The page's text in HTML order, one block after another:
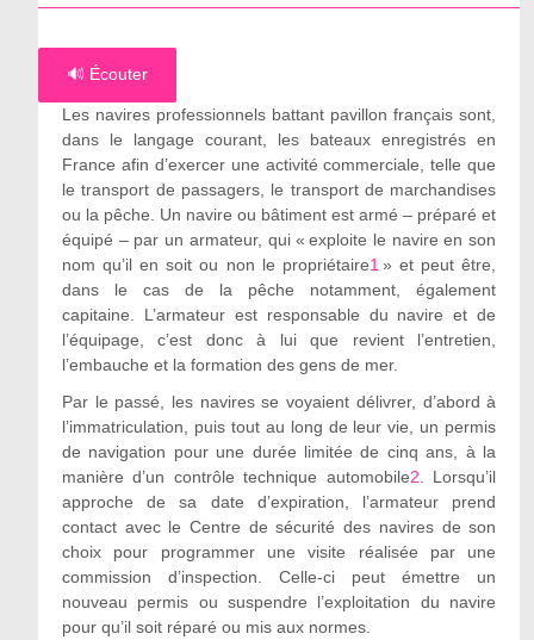
🔊 Écouter
Les navires professionnels battant pavillon français sont,
dans le langage courant, les bateaux enregistrés en
France afin d’exercer une activité commerciale, telle que
le transport de passagers, le transport de marchandises
ou la pêche. Un navire ou bâtiment est armé – préparé et
équipé – par un armateur, qui « exploite le navire en son
nom qu’il en soit ou non le propriétaire1 » et peut être,
dans le cas de la pêche notamment, également
capitaine. L’armateur est responsable du navire et de
l’équipage, c’est donc à lui que revient l’entretien,
l’embauche et la formation des gens de mer.
Par le passé, les navires se voyaient délivrer, d’abord à
l’immatriculation, puis tout au long de leur vie, un permis
de navigation pour une durée limitée de cinq ans, à la
manière d’un contrôle technique automobile2. Lorsqu’il
approche de sa date d’expiration, l’armateur prend
contact avec le Centre de sécurité des navires de son
choix pour programmer une visite réalisée par une
commission d’inspection. Celle-ci peut émettre un
nouveau permis ou suspendre l’exploitation du navire
pour qu’il soit réparé ou mis aux normes.